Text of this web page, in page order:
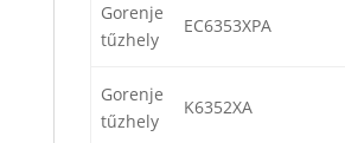
Gorenje
tűzhely
EC6353XPA
Gorenje
tűzhely
K6352XA